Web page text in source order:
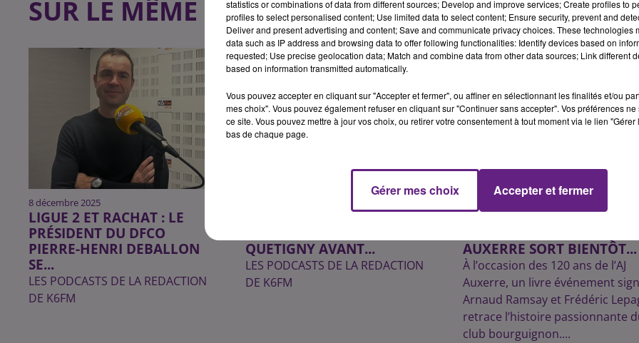
SUR LE MÊME SUJET
8 décembre 2025
LIGUE 2 ET RACHAT : LE
PRÉSIDENT DU DFCO
PIERRE-HENRI DEBALLON
SE...
LES PODCASTS DE LA REDACTION
DE K6FM
« LE MATCH D’UNE VIE » :
QUETIGNY AVANT...
LES PODCASTS DE LA REDACTION
DE K6FM
UN LIVRE RETRAÇANT LES
AUXERRE SORT BIENTÔT...
À l’occasion des 120 ans de l’AJ
Auxerre, un livre événement
Arnaud Ramsay et Frédéric
retrace l’histoire passionnante
club bourguignon....
statistics or combinations of data from different sources; Develop and improve services; Create profiles to
profiles to select personalised content; Use limited data to select content; Ensure security, prevent and
Deliver and present advertising and content; Save and communicate privacy choices. These technologies
data such as IP address and browsing data to offer following functionalities: Identify devices based on
requested; Use precise geolocation data; Match and combine data from other data sources; Link different
based on information transmitted automatically.
Vous pouvez accepter en cliquant sur "Accepter et fermer", ou affiner en sélectionnant les finalités et/ou
mes choix". Vous pouvez également refuser en cliquant sur "Continuer sans accepter". Vos préférences
ce site. Vous pouvez mettre à jour vos choix, ou retirer votre consentement à tout moment via le lien
bas de chaque page.
Gérer mes choix Accepter et fermer